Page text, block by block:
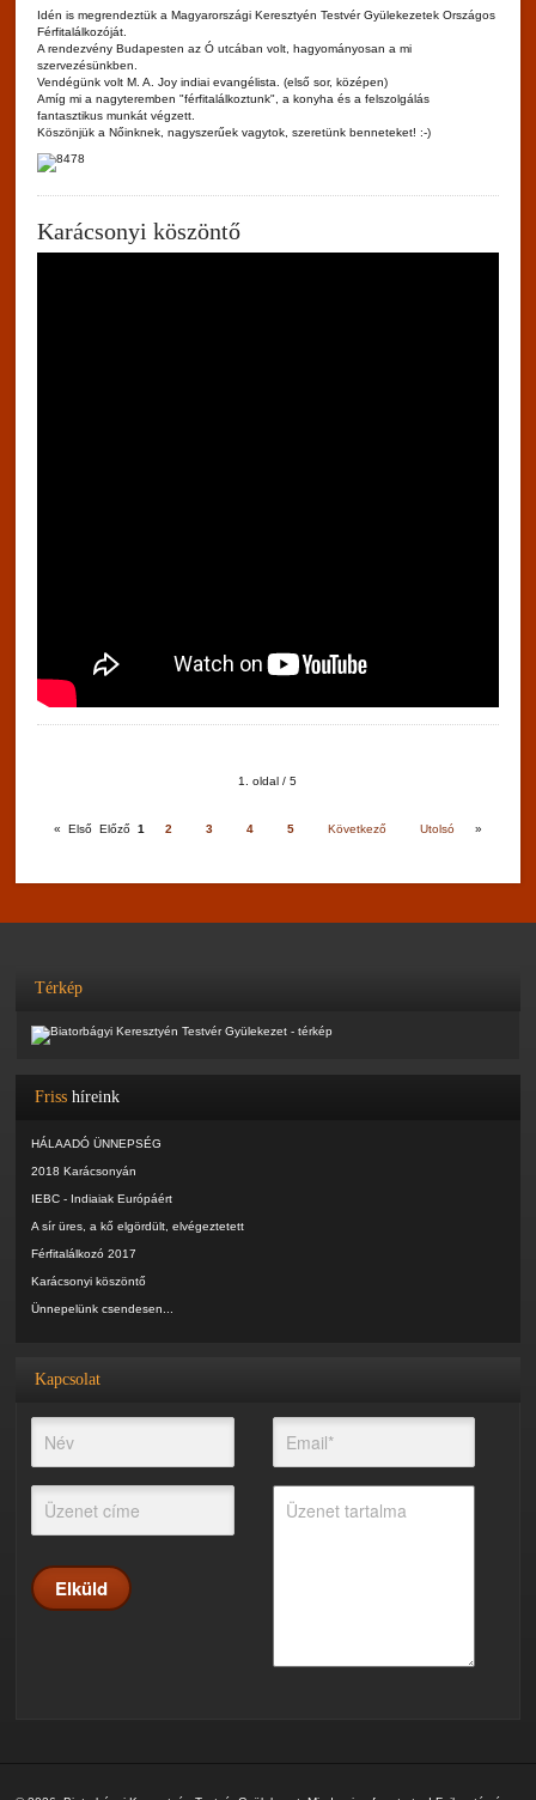
Idén is megrendeztük a Magyarországi Keresztyén Testvér Gyülekezetek Országos
Férfitalálkozóját.
A rendezvény Budapesten az Ó utcában volt, hagyományosan a mi
szervezésünkben.
Vendégünk volt M. A. Joy indiai evangélista. (első sor, középen)
Amíg mi a nagyteremben "férfitalálkoztunk", a konyha és a felszolgálás
fantasztikus munkát végzett.
Köszönjük a Nőinknek, nagyszerűek vagytok, szeretünk benneteket! :-)
Karácsonyi köszöntő
1. oldal / 5
« Első Előző 1 2 3 4 5 Következő Utolsó »
Térkép
Frisshíreink
HÁLAADÓ ÜNNEPSÉG
2018 Karácsonyán
IEBC - Indiaiak Európáért
A sír üres, a kő elgördült, elvégeztetett
Férfitalálkozó 2017
Karácsonyi köszöntő
Ünnepelünk csendesen...
Kapcsolat